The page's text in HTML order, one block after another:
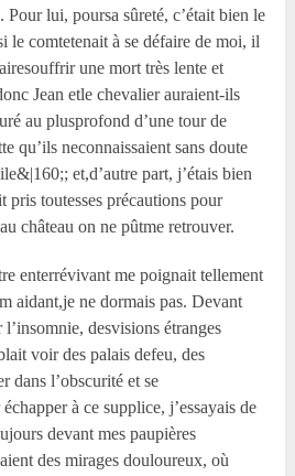
Pour lui, poursa sûreté, c’était bien le
le comtetenait à se défaire de moi, il
une mort très lente et
Jean etle chevalier auraient-ils
au plusprofond d’une tour de
qu’ils neconnaissaient sans doute
et,d’autre part, j’étais bien
pris toutesses précautions pour
château on ne pûtme retrouver.
enterrévivant me poignait tellement
aidant,je ne dormais pas. Devant
desvisions étranges
voir des palais defeu, des
dans l’obscurité et se
à ce supplice, j’essayais de
devant mes paupières
des mirages douloureux, où